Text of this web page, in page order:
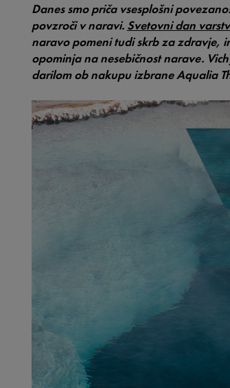
Danes smo priča vsesplošni
povzroči v naravi. Svetovni dan
naravo pomeni tudi skrb za zdravje,
opominja na nesebičnost narave.
darilom ob nakupu izbrane Aqualia